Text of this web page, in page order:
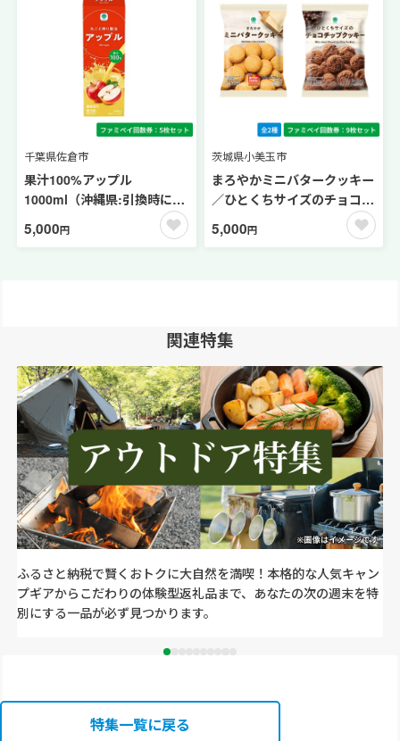
千葉県佐倉市
果汁100%アップル
1000ml（沖縄県:引換時に差
額あり※）【ファミペイ回数
券5枚セット】 水分補給
5,000円
茨城県小美玉市
まろやかミニバタークッキー
／ひとくちサイズのチョコチ
ップクッキー【ファミペイ回
数券9枚セット】
5,000円
関連特集
ふるさと納税で賢くおトクに大自然を満喫！本格的な人気キャン
プギアからこだわりの体験型返礼品まで、あなたの次の週末を特
別にする一品が必ず見つかります。
特集一覧に戻る